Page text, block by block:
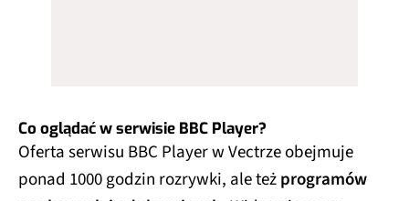
Co oglądać w serwisie BBC Player?
Oferta serwisu BBC Player w Vectrze obejmuje
ponad 1000 godzin rozrywki, ale teżprogramów